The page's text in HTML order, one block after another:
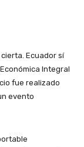
Ecuador sí
Integral
fue realizado
evento